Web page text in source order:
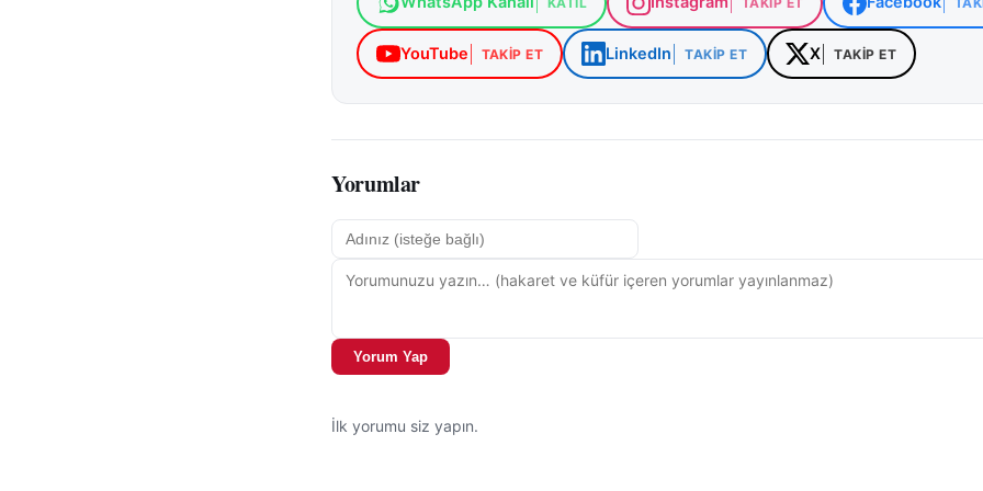
Müdürlüğü ve Tarım ve Orman Bakanlığı üzerinden ulaşılabiliyor.
YouTube TAKIP ET LinkedIn TAKIP ET X TAKIP ET
Yorumlar
Yorum Yap
İlk yorumu siz yapın.